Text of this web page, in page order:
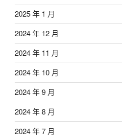
2025 年 1 月
2024 年 12 月
2024 年 11 月
2024 年 10 月
2024 年 9 月
2024 年 8 月
2024 年 7 月